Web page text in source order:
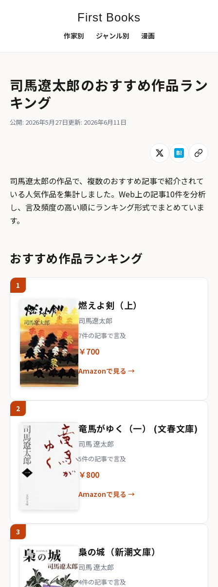
First Books
作家別 ジャンル別 漫画
司馬遼太郎のおすすめ作品ラン
キング
公開: 2026年5月27日更新: 2026年6月11日
司馬遼太郎の作品で、複数のおすすめ記事で紹介されて
いる人気作品を集計しました。Web上の記事10件を分析
し、言及頻度の高い順にランキング形式でまとめていま
す。
おすすめ作品ランキング
1
燃えよ剣（上）
司馬遼太郎
7件の記事で言及
￥700
Amazonで見る →
2
竜馬がゆく（一） (文春文庫)
司馬 遼太郎
5件の記事で言及
￥800
Amazonで見る →
3
梟の城（新潮文庫）
司馬 遼太郎
4件の記事で言及